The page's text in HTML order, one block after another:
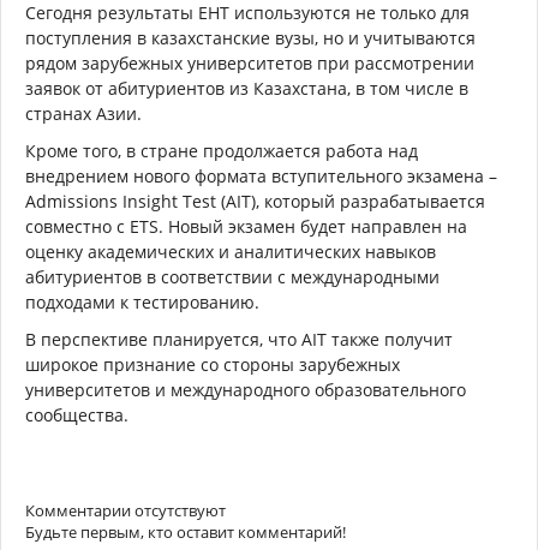
Сегодня результаты ЕНТ используются не только для
поступления в казахстанские вузы, но и учитываются
рядом зарубежных университетов при рассмотрении
заявок от абитуриентов из Казахстана, в том числе в
странах Азии.
Кроме того, в стране продолжается работа над
внедрением нового формата вступительного экзамена –
Admissions Insight Test (AIT), который разрабатывается
совместно с ETS. Новый экзамен будет направлен на
оценку академических и аналитических навыков
абитуриентов в соответствии с международными
подходами к тестированию.
В перспективе планируется, что AIT также получит
широкое признание со стороны зарубежных
университетов и международного образовательного
сообщества.
Комментарии отсутствуют
Будьте первым, кто оставит комментарий!